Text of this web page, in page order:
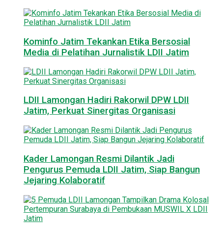
Kominfo Jatim Tekankan Etika Bersosial
Media di Pelatihan Jurnalistik LDII Jatim
LDII Lamongan Hadiri Rakorwil DPW LDII
Jatim, Perkuat Sinergitas Organisasi
Kader Lamongan Resmi Dilantik Jadi
Pengurus Pemuda LDII Jatim, Siap Bangun
Jejaring Kolaboratif